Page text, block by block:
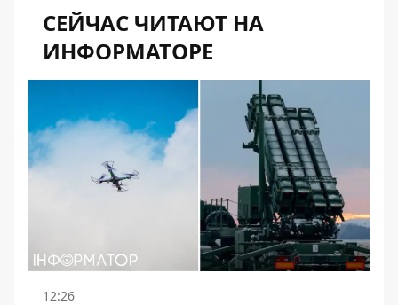
СЕЙЧАС ЧИТАЮТ НА
ИНФОРМАТОРЕ
12:26